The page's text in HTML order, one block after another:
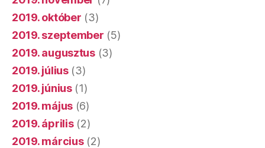
2019. október (3)
2019. szeptember (5)
2019. augusztus(3)
2019. július(3)
2019. június(1)
2019. május (6)
2019. április(2)
2019. március(2)